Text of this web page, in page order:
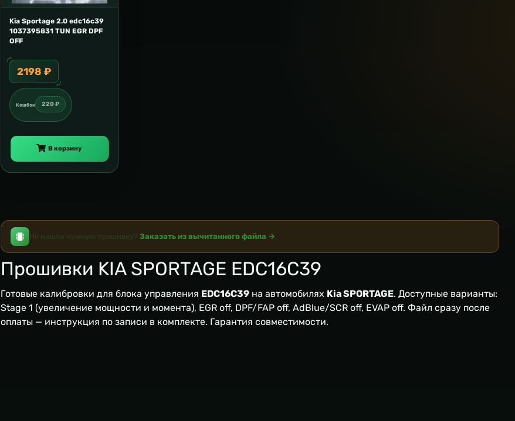
Kia Sportage 2.0 edc16c39
1037395831 TUN EGR DPF
OFF
2198 ₽
Кешбэк 220 ₽
В корзину
Не нашли нужную прошивку? Заказать из вычитанного файла →
Прошивки KIA SPORTAGE EDC16C39
Готовые калибровки для блока управления EDC16C39 на автомобилях Kia SPORTAGE. Доступные варианты:
Stage 1 (увеличение мощности и момента), EGR off, DPF/FAP off, AdBlue/SCR off, EVAP off. Файл сразу после
оплаты — инструкция по записи в комплекте. Гарантия совместимости.